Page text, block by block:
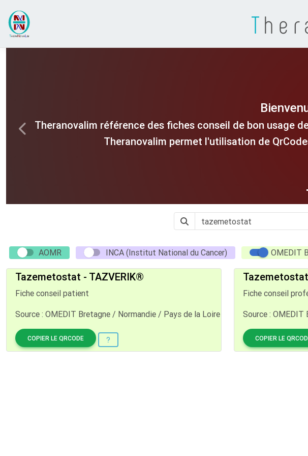
T
Theranovalim référence des fiches conseil de bon usage
Theranovalim permet l'utilisation de
Previous
AOMR INCA (Institut National du Cancer) OMEDIT
Tazemetostat - TAZVERIK®
Fiche conseil patient
Source : OMEDIT Bretagne / Normandie / Pays de la Loire
COPIER LE QRCODE
Fiche conseil
Source :
COPIER LE